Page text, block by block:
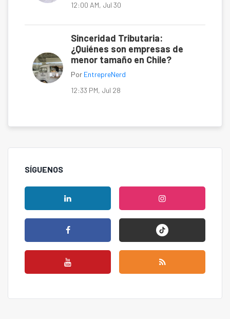
12:00 AM, Jul 30
Sinceridad Tributaria:
¿Quiénes son empresas de
menor tamaño en Chile?
Por EntrepreNerd
12:33 PM, Jul 28
SÍGUENOS